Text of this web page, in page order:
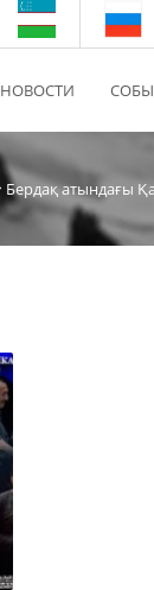
НОВОСТИ
Бердақ атындағы